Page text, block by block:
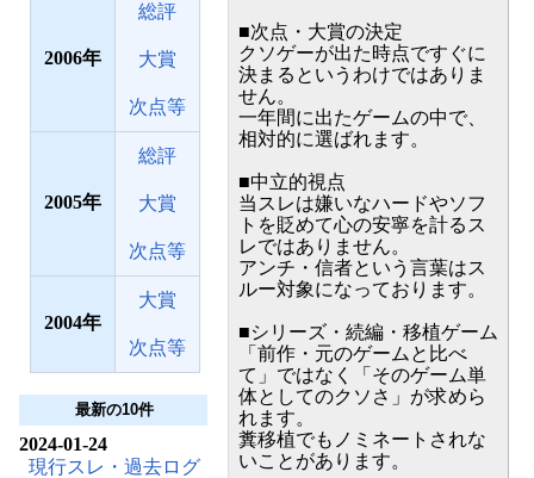
2006
総評
大賞
次点等
2005
総評
大賞
次点等
2004
大賞
次点等
最新の10件
2024-01-24
現行スレ・過去ログ
■次点・大賞の決定
クソゲーが出た時点ですぐに
決まるというわけではありま
せん。
一年間に出たゲームの中で、
相対的に選ばれます。
■中立的視点
当スレは嫌いなハードやソフ
トを貶めて心の安寧を計るス
レではありません。
アンチ・信者という言葉はス
ルー対象になっております。
■シリーズ・続編・移植ゲーム
「前作・元のゲームと比べ
て」ではなく「そのゲーム単
体としてのクソさ」が求めら
れます。
糞移植でもノミネートされな
いことがあります。